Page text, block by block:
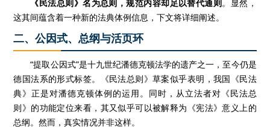
《民法总则》名为总则，规范内容却足以替代通则。显然，
这其间蕴含着一种新的法典体例信息，下文将详细阐述。
二、公因式、总纲与活页环
“提取公因式”是十九世纪潘德克顿法学的遗产之一，至今仍是
德国法系的形式标签。《民法总则》草案似乎表明，我国《民法
典》正是对潘德克顿体例的运用。同时，从立法者对《民法总
则》的功能定位来看，其又似乎可以被解释为《宪法》意义上的
总纲。然而，真实情况并非这样。